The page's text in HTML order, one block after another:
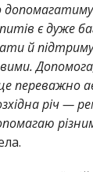
є дуже
й
переважно
річ —